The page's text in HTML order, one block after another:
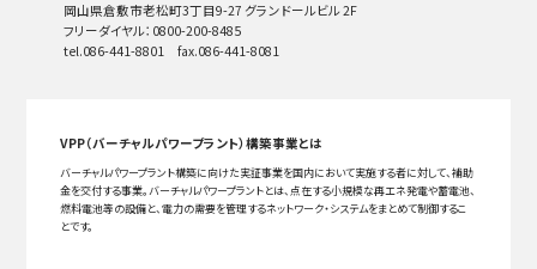
岡山県倉敷市老松町3丁目9-27 グランドールビル 2F
フリーダイヤル：0800-200-8485
tel.086-441-8801 fax.086-441-8081
VPP（バーチャルパワープラント）構築事業とは
バーチャルパワープラント構築に向けた実証事業を国内において実施する者に対して、補助
金を交付する事業。バーチャルパワープラントとは、点在する小規模な再エネ発電や蓄電池、
燃料電池等の設備と、電力の需要を管理するネットワーク・システムをまとめて制御するこ
とです。